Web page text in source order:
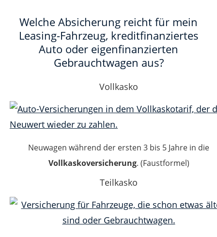
Welche Absicherung reicht für mein
Leasing-Fahrzeug, kreditfinanziertes
Auto oder eigenfinanzierten
Gebrauchtwagen aus?
Vollkasko
Neuwagen während der ersten 3 bis 5 Jahre in die
Vollkaskoversicherung. (Faustformel)
Teilkasko